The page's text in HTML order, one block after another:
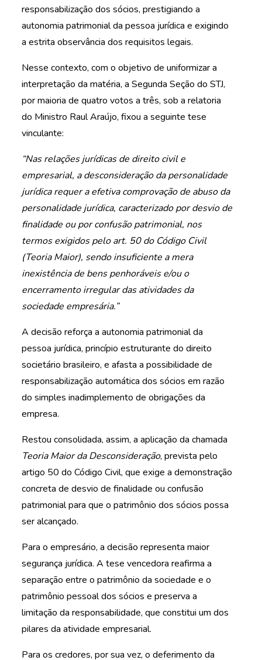
responsabilização dos sócios, prestigiando a
autonomia patrimonial da pessoa jurídica e exigindo
a estrita observância dos requisitos legais.
Nesse contexto, com o objetivo de uniformizar a
interpretação da matéria, a Segunda Seção do STJ,
por maioria de quatro votos a três, sob a relatoria
do Ministro Raul Araújo, fixou a seguinte tese
vinculante:
“Nas relações jurídicas de direito civil e
empresarial, a desconsideração da personalidade
jurídica requer a efetiva comprovação de abuso da
personalidade jurídica, caracterizado por desvio de
finalidade ou porconfusão patrimonial, nos
termos exigidos pelo art. 50 do Código Civil
(Teoria Maior), sendo insuficiente a mera
inexistência de bens penhoráveis e/ou o
encerramento irregular das atividades da
sociedade empresária.”
A decisão reforça a autonomia patrimonial da
pessoa jurídica, princípio estruturante do direito
societário brasileiro, e afasta a possibilidade de
responsabilização automática dos sócios em razão
do simples inadimplemento de obrigações da
empresa.
Restou consolidada, assim, a aplicação da chamada
Teoria Maior daDesconsideração, prevista pelo
artigo 50 do Código Civil, que exige a demonstração
concreta de desvio de finalidade ou confusão
patrimonial para que o patrimônio dos sócios possa
ser alcançado.
Para o empresário, a decisão representa maior
segurança jurídica. A tese vencedora reafirma a
separação entre o patrimônio da sociedade e o
patrimônio pessoal dos sócios e preserva a
limitação da responsabilidade, que constitui um dos
pilares da atividade empresarial.
Para os credores, por sua vez, o deferimento da